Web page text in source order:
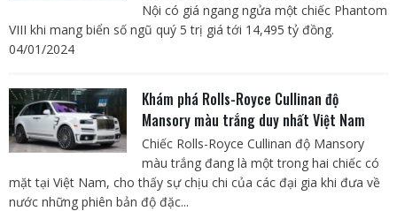
Nội có giá ngang ngửa một chiếc Phantom
VIII khi mang biển số ngũ quý 5 trị giá tới 14,495 tỷ đồng.
04/01/2024
Khám phá Rolls-Royce Cullinan độ
Mansory màu trắng duy nhất Việt Nam
Chiếc Rolls-Royce Cullinan độ Mansory
màu trắng đang là một trong hai chiếc có
mặt tại Việt Nam, cho thấy sự chịu chi của các đại gia khi đưa về
nước những phiên bản độ đặc...